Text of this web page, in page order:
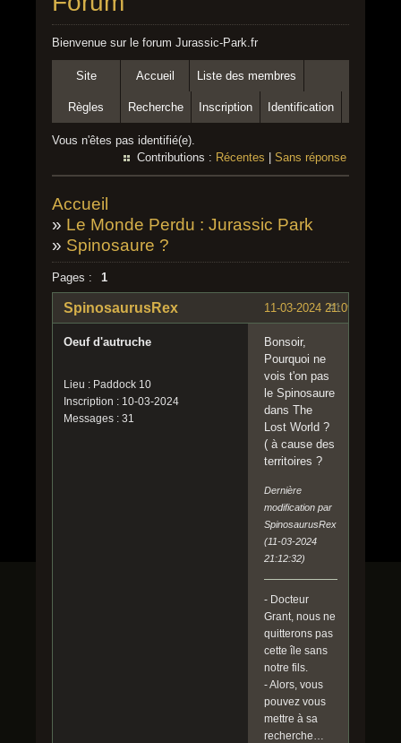
Bienvenue sur le forum Jurassic-Park.fr
Site Accueil Liste des membres
Règles Recherche Inscription Identification
Vous n'êtes pas identifié(e).
Contributions : Récentes Sans réponse
Accueil
» Le Monde Perdu : Jurassic Park
» Spinosaure ?
Pages : 1
#1
11-03-2024 21:09:55
SpinosaurusRex
Oeuf d'autruche
Lieu : Paddock 10
Inscription : 10-03-2024
Messages : 31
Bonsoir,
Pourquoi ne
vois t'on pas
le Spinosaure
dans The
Lost World ?
( à cause des
territoires ?
Dernière
modification par
SpinosaurusRex
(11-03-2024
21:12:32)
- Docteur
Grant, nous ne
quitterons pas
cette île sans
notre fils.
- Alors, vous
pouvez vous
mettre à sa
recherche…